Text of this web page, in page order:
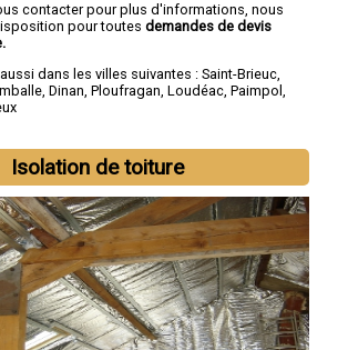
contacter pour plus d'informations, nous
pour toutes demandes de devis
dans les villes suivantes : Saint-Brieuc,
, Dinan, Ploufragan, Loudéac, Paimpol ,
Isolation de toiture